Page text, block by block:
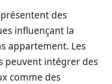
des
influençant la
appartement. Les
peuvent intégrer des
comme des